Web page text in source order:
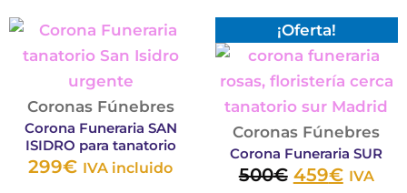
elegir
en
la
página
de
producto
en
la
de
Coronas Fúnebres
Corona Funeraria SAN
ISIDRO para tanatorio
299€ IVA incluido
Este
producto
múltiples
variantes.
Las
opciones
¡Oferta!
Coronas Fúnebres
Corona Funeraria SUR
500€
El
precio
original
era:
500€.
459€
precio
actual
es:
459€.
IVA
tiene
Las